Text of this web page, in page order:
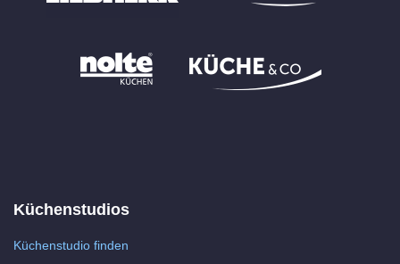
Küchenstudios
Küchenstudio finden